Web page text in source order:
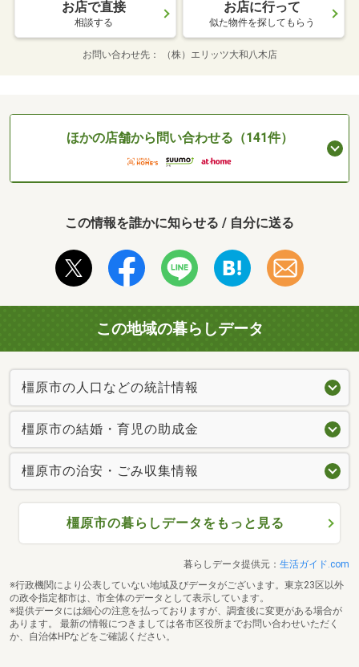
お店で直接
相談する
お店に行って
似た物件を探してもらう
お問い合わせ先 （株）エリッツ大和八木店
ほかの店舗から問い合わせる（141件）
この情報を誰かに知らせる / 自分に送る
この地域の暮らしデータ
橿原市の人口などの統計情報
橿原市の結婚・育児の助成金
橿原市の治安・ごみ収集情報
橿原市の暮らしデータをもっと見る
暮らしデータ提供元： 生活ガイド.com
※行政機関により公表していない地域及びデータがございます。東京23区以外
の政令指定都市は、市全体のデータとして表示しています。
※提供データには細心の注意を払っておりますが、調査後に変更がある場合が
あります。 最新の情報につきましては各市区役所までお問い合わせいただく
か、自治体HPなどをご確認ください。